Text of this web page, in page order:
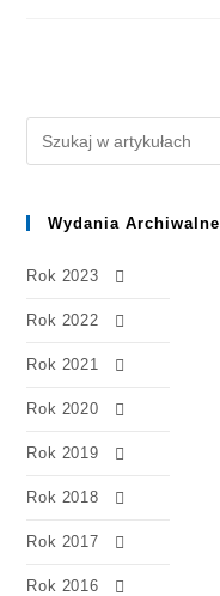
Wydania Archiwalne
Rok 2023
Rok 2022
Rok 2021
Rok 2020
Rok 2019
Rok 2018
Rok 2017
Rok 2016